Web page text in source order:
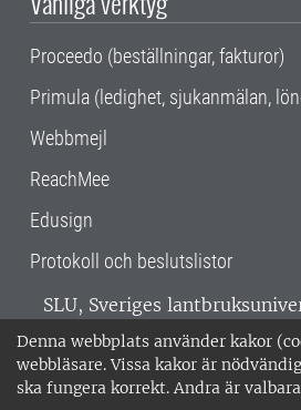
Denna webbplats använder kakor
webbläsare. Vissa kakor är
ska fungera korrekt. Andra är
Proceedo (beställningar, fakturor)
Primula (ledighet, sjukanmälan,
Webbmejl
ReachMee
Edusign
Protokoll och beslutslistor
SLU, Sveriges
verksamhet över hela
Alnarp, Uppsala och Umeå.
miljöcertifierat enligt ISO